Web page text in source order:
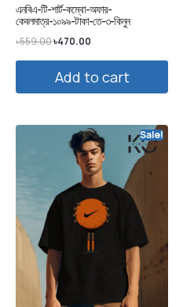
এনবিএ-টি-শার্ট-কম্বো-অফার-
কেবলমাত্র-১০৯৯-টাকা-তে-৩-কিনুন
৳559.00৳470.00
Add to cart
Sale!